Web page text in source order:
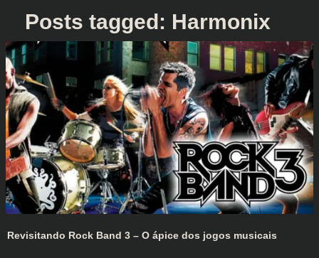
Posts tagged: Harmonix
Revisitando Rock Band 3 – O ápice dos jogos musicais